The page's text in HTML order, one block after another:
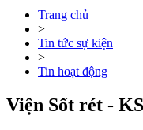
Trang chủ
>
Tin tức sự kiện
>
Tin hoạt động
Viện Sốt rét -